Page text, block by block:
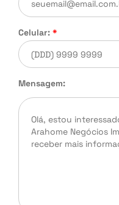
Celular: *
Mensagem: